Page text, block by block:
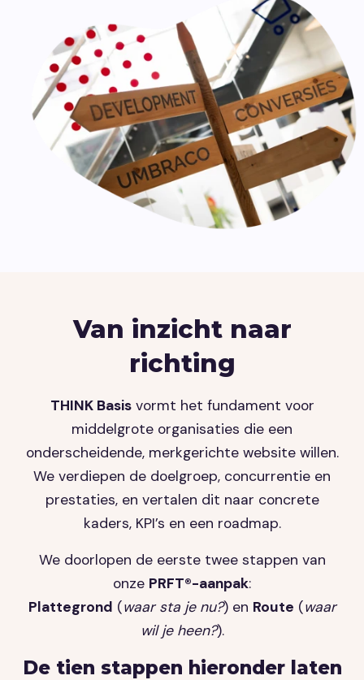
Van inzicht naar
richting
THINK Basisvormt het fundament voor
middelgrote organisaties die een
onderscheidende, merkgerichte website willen.
We verdiepen de doelgroep, concurrentie en
prestaties, en vertalen dit naar concrete
kaders, KPI’s en een roadmap.
We doorlopen de eerste twee stappen van
onze PRFT®-aanpak:
Plattegrond (waar sta je nu?) en Route (waar
wil je heen?).
De tien stappen hieronder laten